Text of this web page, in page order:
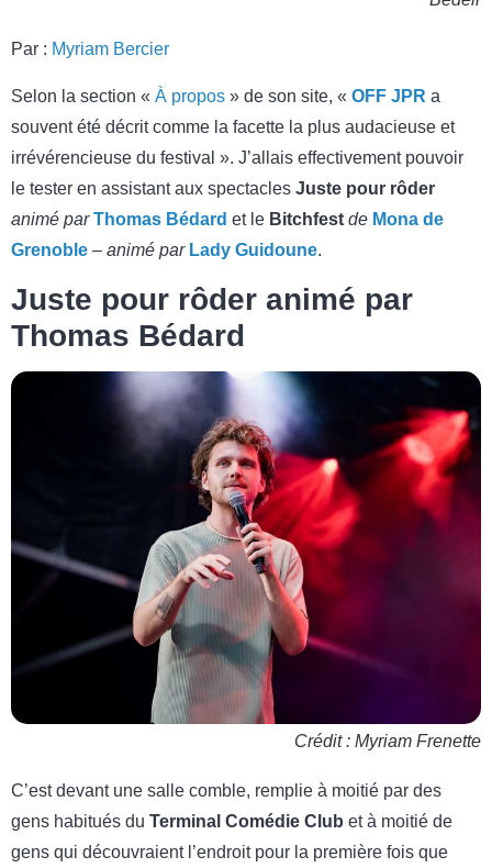
Par : Myriam Bercier
Selon la section « À propos » de son site, « OFF JPR a
souvent été décrit comme la facette la plus audacieuse et
irrévérencieuse du festival ». J’allais effectivement pouvoir
le tester en assistant aux spectacles Juste pour rôder
animé parThomas Bédard et le Bitchfest de Mona de
Grenoble – animé par Lady Guidoune.
Juste pour rôder animé par
Thomas Bédard
Crédit : Myriam Frenette
C’est devant une salle comble, remplie à moitié par des
gens habitués du Terminal Comédie Club et à moitié de
gens qui découvraient l’endroit pour la première fois que